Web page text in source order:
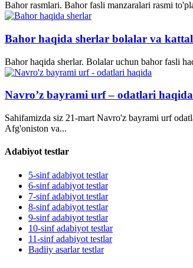
Bahor rasmlari. Bahor fasli manzaralari rasmi
Bahor haqida sherlar bolalar va
Bahor haqida sherlar. Bolalar uchun bahor fasli
Navro’z bayrami urf – odatlari haqida
Sahifamizda siz 21-mart Navro'z bayrami urf
Afg'oniston va...
Adabiyot testlar
5-sinf adabiyot testlar
6-sinf adabiyot testlar
7-sinf adabiyot testlar
8-sinf adabiyot testlar
9-sinf adabiyot testlar
10-sinf adabiyot testlar
11-sinf adabiyot testlar
Badiiy asarlar testlar